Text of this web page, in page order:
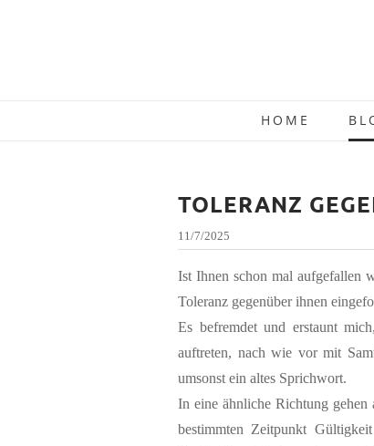
HOME
TOLERANZ
11/7/2025
Ist Ihnen schon mal aufgefallen
Toleranz gegenüber ihnen
Es befremdet und erstaunt
auftreten, nach wie vor mit
umsonst ein altes Sprichwort.
In eine ähnliche Richtung gehen
bestimmten Zeitpunkt